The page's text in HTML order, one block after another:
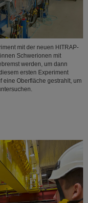
mit der neuen HITRAP-
Schwerionen mit
werden, um dann
ersten Experiment
Oberfläche gestrahlt, um